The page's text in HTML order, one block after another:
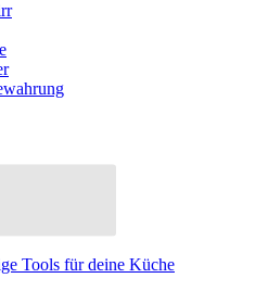
Tools für deine Küche